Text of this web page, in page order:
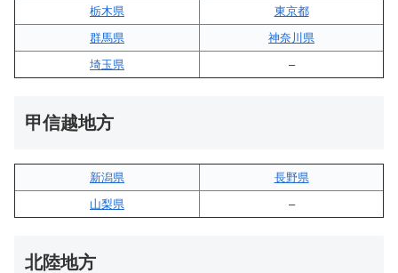
栃木県
東京都
群馬県
神奈川県
埼玉県
–
甲信越地方
新潟県
長野県
山梨県
–
北陸地方